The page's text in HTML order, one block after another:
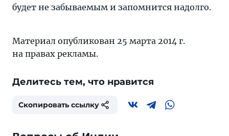
будет не забываемым и запомнится надолго.
Материал опубликован 25 марта 2014 г.
на правах рекламы.
Делитесь тем, что нравится
Скопировать ссылку